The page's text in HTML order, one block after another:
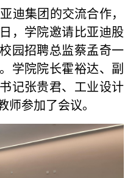
迪集团的交流合作，
，学院邀请比亚迪股
园招聘总监蔡孟奇一
学院院长霍裕达、副
记张贵君、工业设计
师参加了会议。